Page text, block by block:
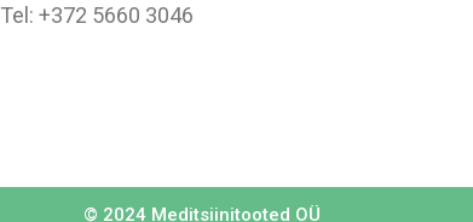
Tel: +372 5660 3046
© 2024 Meditsiinitooted OÜ